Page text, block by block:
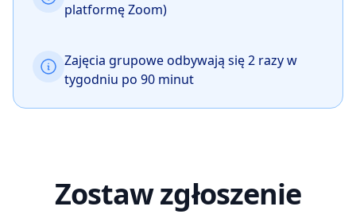
platformę Zoom)
Zajęcia grupowe odbywają się 2 razy w
tygodniu po 90 minut
Zostaw zgłoszenie